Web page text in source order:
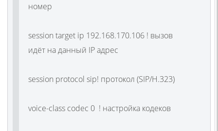
номер
session target ip 192.168.170.106 ! вызов
идёт на данный IP адрес
session protocol sip! протокол (SIP/H.323)
voice-class codec 0 ! настройка кодеков